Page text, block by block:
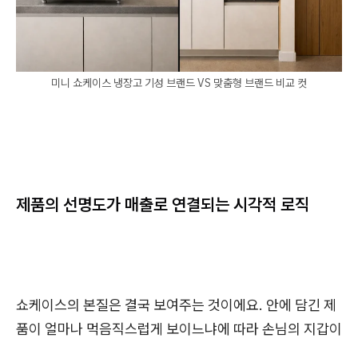
미니 쇼케이스 냉장고 기성 브랜드 VS 맞춤형 브랜드 비교 컷
제품의 선명도가 매출로 연결되는 시각적 로직
쇼케이스의 본질은 결국 보여주는 것이에요. 안에 담긴 제
품이 얼마나 먹음직스럽게 보이느냐에 따라 손님의 지갑이